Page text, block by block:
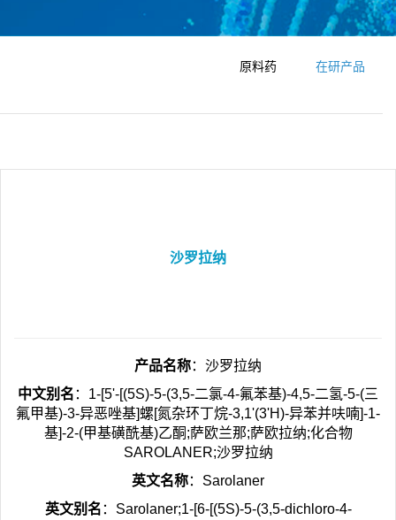
原料药 在研产品
沙罗拉纳
产品名称：沙罗拉纳
中文别名 ：1-[5'-[(5S)-5-(3,5-二氯-4-氟苯基)-4,5-二氢-5-(三
氟甲基)-3-异恶唑基]螺[氮杂环丁烷-3,1'(3'H)-异苯并呋喃]-1-
基]-2-(甲基磺酰基)乙酮;萨欧兰那;萨欧拉纳;化合物
SAROLANER;沙罗拉纳
英文名称：Sarolaner
英文别名 ：Sarolaner;1-[6-[(5S)-5-(3,5-dichloro-4-